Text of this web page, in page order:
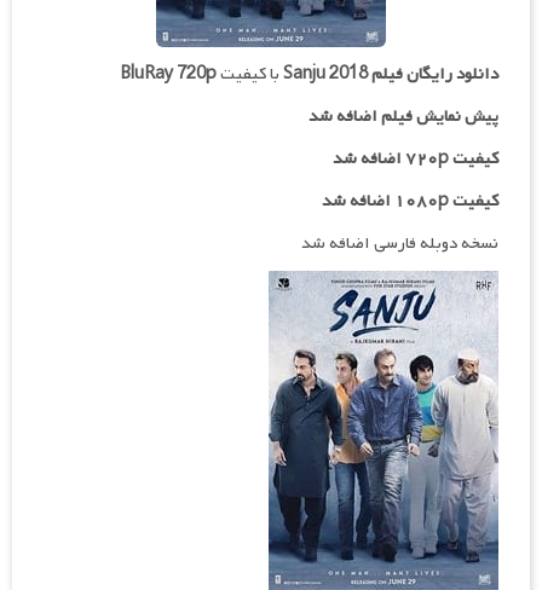
دانلود رایگان فیلمSanju 2018با کیفیتBluRay 720p
پیش نمایش فیلم اضافه شد
کیفیت ۷۲۰p اضافه شد
کیفیت ۱۰۸۰p اضافه شد
نسخه دوبله فارسی اضافه شد